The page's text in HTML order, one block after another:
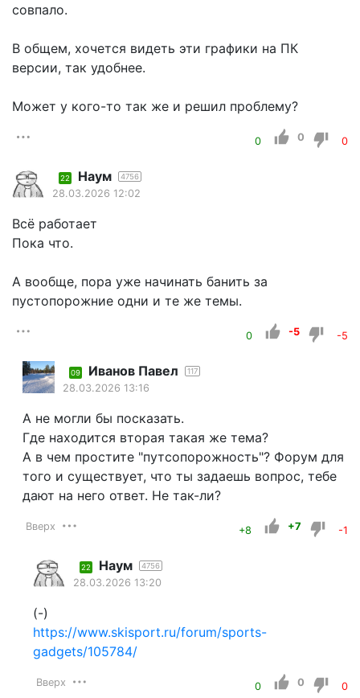
совпало.
В общем, хочется видеть эти графики на ПК
версии, так удобнее.
Может у кого-то так же и решил проблему?
0 0 0
22 Наум 4756
28.03.2026 12:02
Всё работает
Пока что.
А вообще, пора уже начинать банить за
пустопорожние одни и те же темы.
0 -5 -5
09 Иванов Павел 117
28.03.2026 13:16
А не могли бы посказать.
Где находится вторая такая же тема?
А в чем простите "путсопорожность"? Форум для
того и существует, что ты задаешь вопрос, тебе
дают на него ответ. Не так-ли?
Вверх +8 +7 -1
22 Наум 4756
28.03.2026 13:20
(-)
https://www.skisport.ru/forum/sports-
gadgets/105784/
Вверх 0 0 0